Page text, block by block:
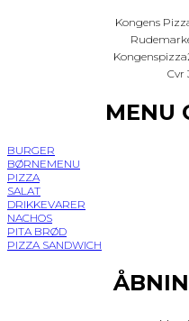
Kongens
Cvr
MENU
BURGER
BØRNEMENU
PIZZA
SALAT
DRIKKEVARER
NACHOS
PITA BRØD
PIZZA SANDWICH